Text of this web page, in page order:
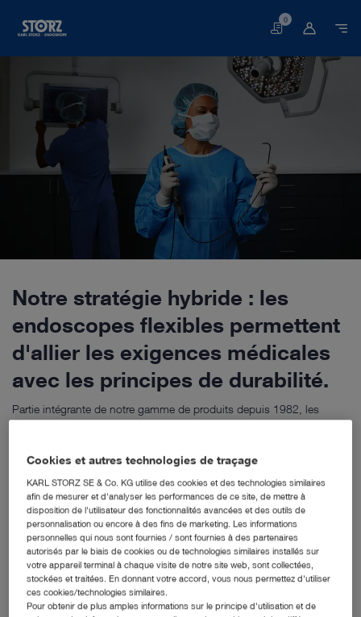
Panier
0
Durabilité & Déontologie
Stratégie Hybride
Notre stratégie hybride : les
endoscopes flexibles permettent
d'allier les exigences médicales
avec les principes de durabilité.
Partie intégrante de notre gamme de produits depuis 1982, les
patients. Entre temps, les endoscopes flexibles à usage unique ont
été développés en guise d'alternative pour donner aux opératrices et
opérateurs en chirurgie la possibilité de choisir l'instrument le mieux
adapté aux différentes exigences de santé dans le monde. Dédiés
aux applications multiples, les endoscopes flexibles sont utilisables
aussi bien dans le cadre du diagnostic que du traitement – pour la
prise en charge des voies respiratoires ou en urologie par exemple.
Dans quelle mesure néanmoins, une gamme hybride de produits
Cookies et autres technologies de traçage
KARL STORZ SE & Co. KG utilise des cookies et des technologies similaires
afin de mesurer et d'analyser les performances de ce site, de mettre à
disposition de l'utilisateur des fonctionnalités avancées et des outils de
personnalisation ou encore à des fins de marketing. Les informations
personnelles qui nous sont fournies / sont fournies à des partenaires
autorisés par le biais de cookies ou de technologies similaires installés sur
votre appareil terminal à chaque visite de notre site web, sont collectées,
stockées et traitées. En donnant votre accord, vous nous permettez d'utiliser
ces cookies/technologies similaires.
Pour obtenir de plus amples informations sur le principe d'utilisation et de